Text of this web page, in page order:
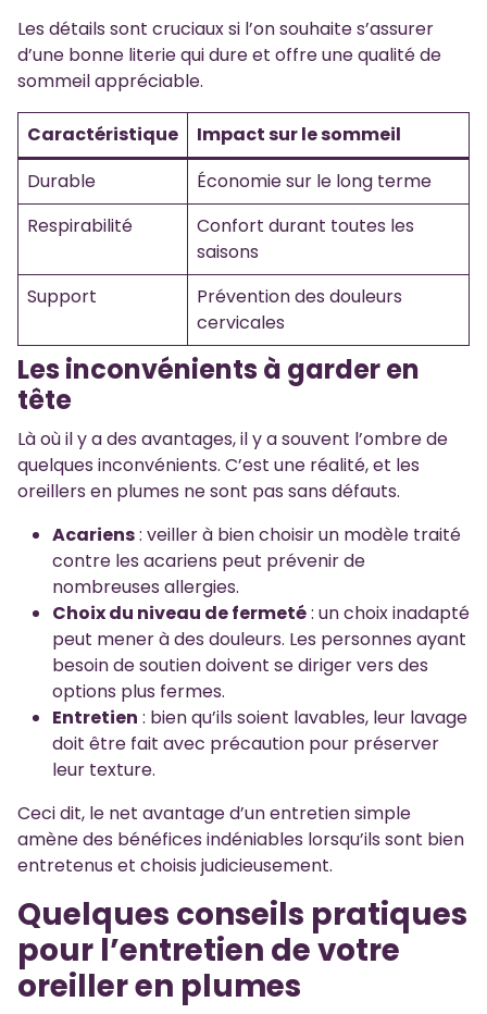
Les détails sont cruciaux si l’on souhaite s’assurer
d’une bonne literie qui dure et offre une qualité de
sommeil appréciable.
Caractéristique
Impact sur le sommeil
Durable
Économie sur le long terme
Respirabilité
Confort durant toutes les
saisons
Support
Prévention des douleurs
cervicales
Les inconvénients à garder en
tête
Là où il y a des avantages, il y a souvent l’ombre de
quelques inconvénients. C’est une réalité, et les
oreillers en plumes ne sont pas sans défauts.
Acariens: veiller à bien choisir un modèle traité
contre les acariens peut prévenir de
nombreuses allergies.
Choix du niveau de fermeté: un choix inadapté
peut mener à des douleurs. Les personnes ayant
besoin de soutien doivent se diriger vers des
options plus fermes.
Entretien : bien qu’ils soient lavables, leur lavage
doit être fait avec précaution pour préserver
leur texture.
Ceci dit, le net avantage d’un entretien simple
amène des bénéfices indéniables lorsqu’ils sont bien
entretenus et choisis judicieusement.
Quelques conseils pratiques
pour l’entretien de votre
oreiller en plumes